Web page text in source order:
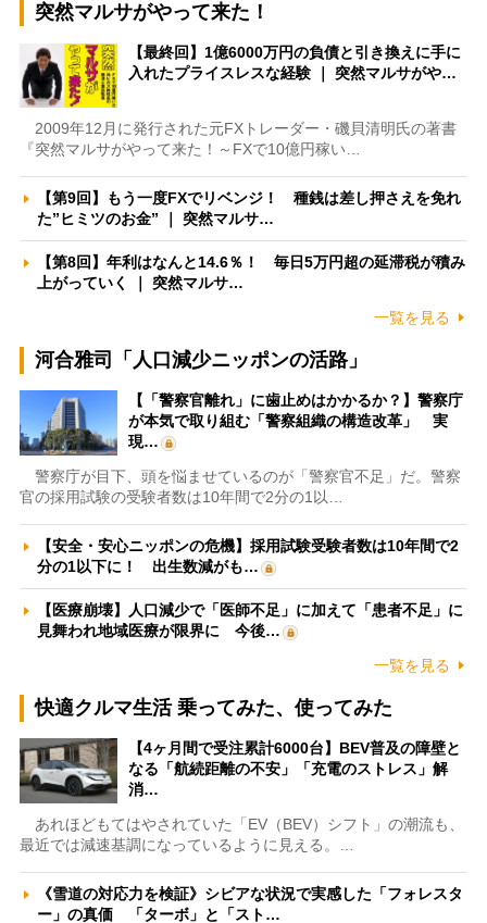
突然マルサがやって来た！
【最終回】1億6000万円の負債と引き換えに手に
入れたプライスレスな経験 ｜ 突然マルサがや…
2009年12月に発行された元FXトレーダー・磯貝清明氏の著書
『突然マルサがやって来た！～FXで10億円稼い…
【第9回】もう一度FXでリベンジ！ 種銭は差し押さえを免れ
た”ヒミツのお金” ｜ 突然マルサ…
【第8回】年利はなんと14.6％！ 毎日5万円超の延滞税が積み
上がっていく ｜ 突然マルサ…
一覧を見る
河合雅司「人口減少ニッポンの活路」
【「警察官離れ」に歯止めはかかるか？】警察庁
が本気で取り組む「警察組織の構造改革」 実
現…
警察庁が目下、頭を悩ませているのが「警察官不足」だ。警察
官の採用試験の受験者数は10年間で2分の1以…
【安全・安心ニッポンの危機】採用試験受験者数は10年間で2
分の1以下に！ 出生数減がも…
【医療崩壊】人口減少で「医師不足」に加えて「患者不足」に
見舞われ地域医療が限界に 今後…
一覧を見る
快適クルマ生活 乗ってみた、使ってみた
【4ヶ月間で受注累計6000台】BEV普及の障壁と
なる「航続距離の不安」「充電のストレス」解
消…
あれほどもてはやされていた「EV（BEV）シフト」の潮流も、
最近では減速基調になっているように見える。…
《雪道の対応力を検証》シビアな状況で実感した「フォレスタ
ー」の真価 「ターボ」と「スト…